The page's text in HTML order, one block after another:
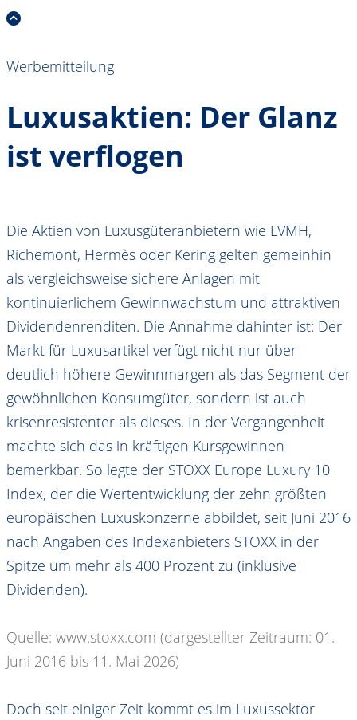
Werbemitteilung
Luxusaktien: Der Glanz
ist verflogen
Die Aktien von Luxusgüteranbietern wie LVMH,
Richemont, Hermès oder Kering gelten gemeinhin
als vergleichsweise sichere Anlagen mit
kontinuierlichem Gewinnwachstum und attraktiven
Dividendenrenditen. Die Annahme dahinter ist: Der
Markt für Luxusartikel verfügt nicht nur über
deutlich höhere Gewinnmargen als das Segment der
gewöhnlichen Konsumgüter, sondern ist auch
krisenresistenter als dieses. In der Vergangenheit
machte sich das in kräftigen Kursgewinnen
bemerkbar. So legte der STOXX Europe Luxury 10
Index, der die Wertentwicklung der zehn größten
europäischen Luxuskonzerne abbildet, seit Juni 2016
nach Angaben des Indexanbieters STOXX in der
Spitze um mehr als 400 Prozent zu (inklusive
Dividenden).
Quelle: www.stoxx.com (dargestellter Zeitraum: 01.
Juni 2016 bis 11. Mai 2026)
Doch seit einiger Zeit kommt es im Luxussektor